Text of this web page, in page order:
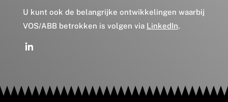
U kunt ook de belangrijke ontwikkelingen waarbij
VOS/ABB betrokken is volgen via LinkedIn.